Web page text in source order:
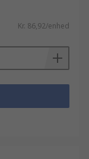
Kr. 86,92/enhed